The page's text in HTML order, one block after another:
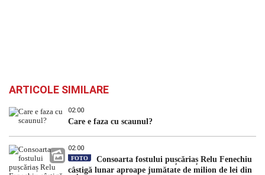
ARTICOLE SIMILARE
02:00
Care e faza cu scaunul?
02:00
FOTO
Consoarta fostului pușcăriaș Relu Fenechiu
câștigă lunar aproape jumătate de milion de lei din